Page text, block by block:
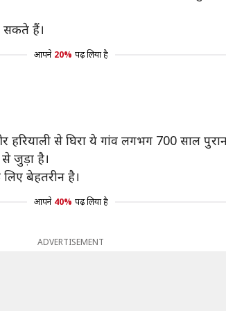
सकते हैं।
आपने 20% पढ़ लिया है
हरियाली से घिरा ये गांव लगभग 700 साल
जुड़ा है।
बेहतरीन है।
आपने 40% पढ़ लिया है
ADVERTISEMENT